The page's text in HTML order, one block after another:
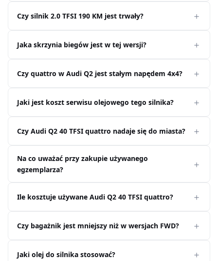
Czy silnik 2.0 TFSI 190 KM jest trwały?
Jaka skrzynia biegów jest w tej wersji?
Czy quattro w Audi Q2 jest stałym napędem 4x4?
Jaki jest koszt serwisu olejowego tego silnika?
Czy Audi Q2 40 TFSI quattro nadaje się do miasta?
Na co uważać przy zakupie używanego
egzemplarza?
Ile kosztuje używane Audi Q2 40 TFSI quattro?
Czy bagażnik jest mniejszy niż w wersjach FWD?
Jaki olej do silnika stosować?